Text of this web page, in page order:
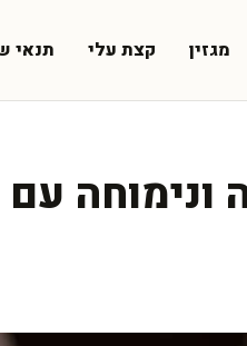
מגזין קצת עלי תנאי
ונימוחה